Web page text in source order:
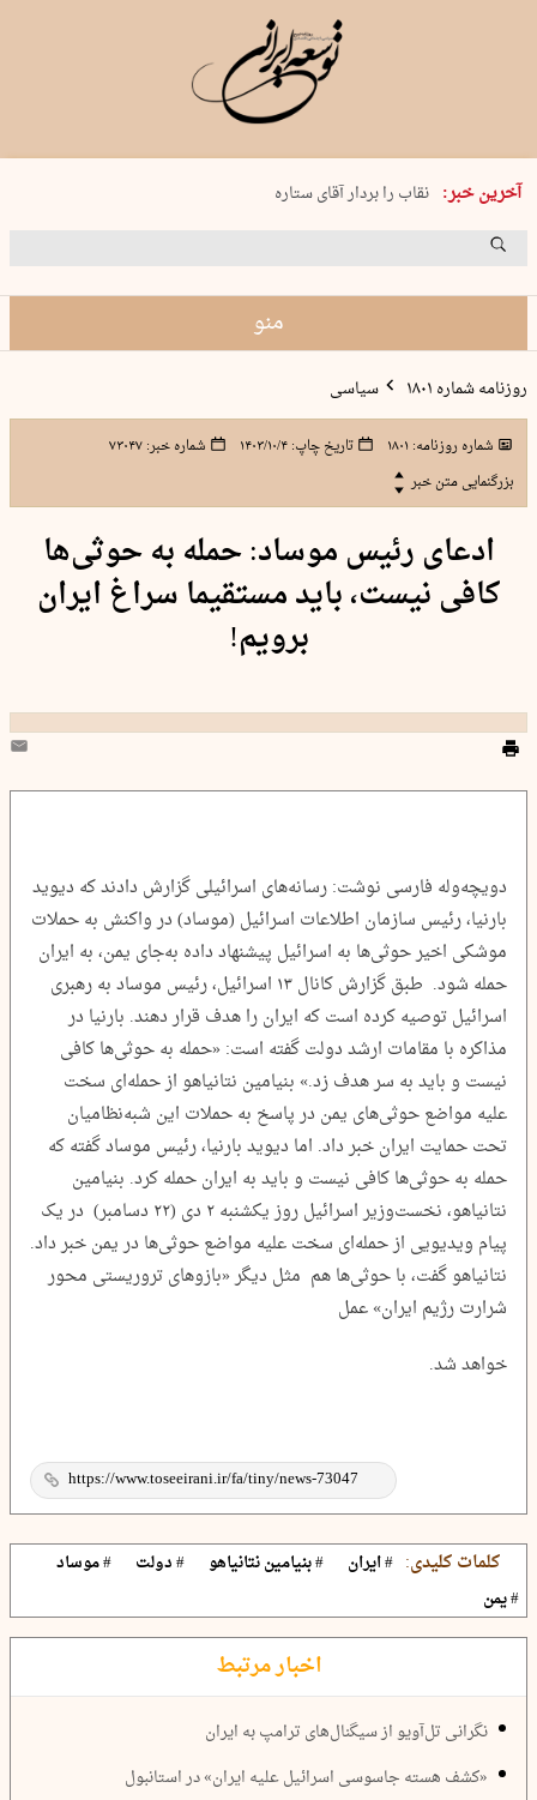
آخرین خبر:
پنجشنبه 15 مرداد 1405 شماره 2243
نقاب را بردار آقای ستاره
کدام فوتبال؟
منو
روزنامه شماره ۱۸۰۱ سیاسی
شماره روزنامه: ۱۸۰۱ تاریخ چاپ:۱۴۰۳/۱۰/۴ شماره خبر:۷۳۰۴۷
بزرگنمایی متن خبر
ادعای رئیس موساد: حمله به حوثی‌ها
کافی نیست، باید مستقیما سراغ ایران
برویم!
دویچه‌وله فارسی نوشت: رسانه‌های اسرائیلی گزارش دادند که دیوید
بارنیا، رئیس سازمان اطلاعات اسرائیل (موساد) در واکنش به حملات
موشکی اخیر حوثی‌ها به اسرائیل پیشنهاد داده به‌جای یمن، به ایران
حمله شود. طبق گزارش کانال ۱۳ اسرائیل، رئیس موساد به رهبری
اسرائیل توصیه کرده است که ایران را هدف قرار دهند. بارنیا در
مذاکره با مقامات ارشد دولت گفته است: «حمله به حوثی‌ها کافی
نیست و باید به سر هدف زد.» بنیامین نتانیاهو از حمله‌ای سخت
علیه مواضع حوثی‌های یمن در پاسخ به حملات این شبه‌نظامیان
تحت حمایت ایران خبر داد. اما دیوید بارنیا، رئیس موساد گفته که
حمله به حوثی‌ها کافی نیست و باید به ایران حمله کرد. بنیامین
نتانیاهو، نخست‌وزیر اسرائیل روز یکشنبه ۲ دی (۲۲ دسامبر) در یک
پیام ویدیویی از حمله‌ای سخت علیه مواضع حوثی‌ها در یمن خبر داد.
نتانیاهو گفت، با حوثی‌ها هم مثل دیگر «بازوهای تروریستی محور
شرارت رژیم ایران» عمل
خواهد شد.
کلمات کلیدی: # ایران # بنیامین نتانیاهو # دولت
# موساد
# یمن
اخبار مرتبط
نگرانی تل‌آویو از سیگنال‌های ترامپ به ایران
«کشف هسته جاسوسی اسرائیل علیه ایران» در استانبول